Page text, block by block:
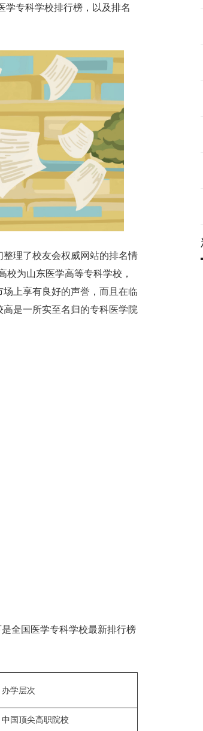
学专科学校排行榜，以及排名
理了校友会权威网站的排名情
为山东医学高等专科学校，
上享有良好的声誉，而且在临
是一所实至名归的专科医学院
全国医学专科学校最新排行榜
办学层次
中国顶尖高职院校